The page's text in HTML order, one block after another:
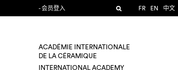
- 会员登入 FR EN 中文
ACADÉMIE INTERNATIONALE
DE LA CÉRAMIQUE
INTERNATIONAL ACADEMY